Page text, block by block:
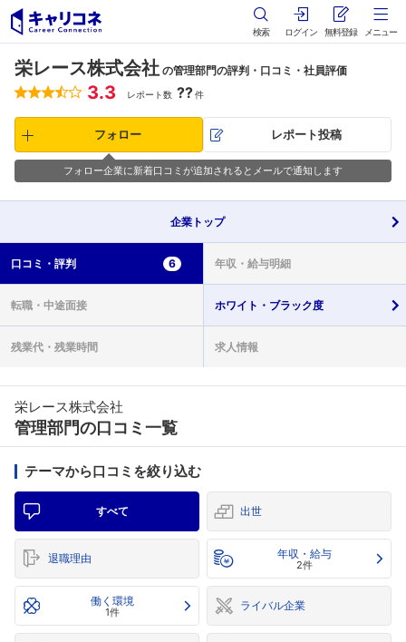
検索 ログイン 無料登録 メニュー
栄レース株式会社 の管理部門の評判・口コミ・社員評価
3.3 レポート数 ??件
フォロー レポート投稿
フォロー企業に新着口コミが追加されるとメールで通知します
企業 トップ
口コミ・ 評判 6 年収・ 給与明細
転職・ 中途面接 ホワイト・ ブラック度
残業代・ 残業時間 求人情報
栄レース株式会社
管理部門の口コミ一覧
テーマから口コミを絞り込む
すべて 出世
退職理由 年収・給与
2件
働く環境
1件 ライバル企業